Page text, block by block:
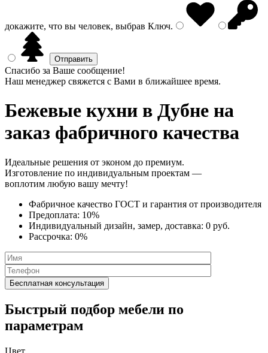
докажите, что вы человек, выбрав Ключ.
Спасибо за Ваше сообщение!
Наш менеджер свяжется с Вами в ближайшее время.
Бежевые кухни в Дубне на
заказ фабричного качества
Идеальные решения от эконом до премиум.
Изготовление по индивидуальным проектам —
воплотим любую вашу мечту!
Фабричное качество ГОСТ и гарантия от производителя
Предоплата: 10%
Индивидуальный дизайн, замер, доставка: 0 руб.
Рассрочка: 0%
Быстрый подбор мебели по
параметрам
Цвет